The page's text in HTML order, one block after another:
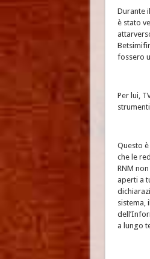
Durante
è stato
fossero
Per lui,
Questo è
che le
RNM
aperti a
sistema,
a lungo